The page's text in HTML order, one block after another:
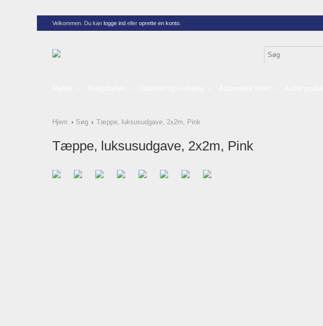
Velkommen. Du kan logge ind eller oprette en konto
Hjem Søg Tæppe, luksusudgave, 2x2m, Pink
Tæppe, luksusudgave, 2x2m, Pink